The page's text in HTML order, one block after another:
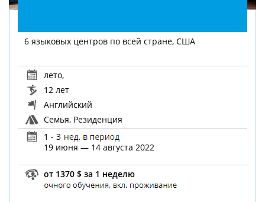
6 языковых центров по всей стране, США
лето,
12 лет
Английский
Семья, Резиденция
1 - 3
19 июня — 14 августа 2022
от 1370 $ за 1 неделю